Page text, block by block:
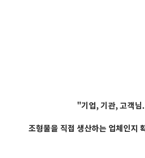
"기업, 기관, 고객님.
조형물을 직접 생산하는 업체인지